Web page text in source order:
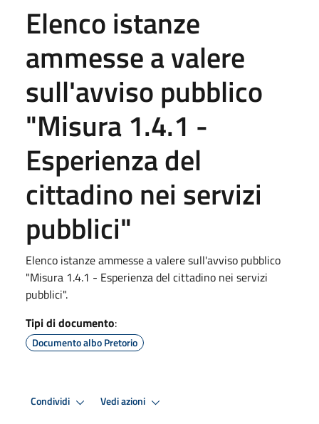
Elenco istanze
ammesse a valere
sull'avviso pubblico
"Misura 1.4.1 -
Esperienza del
cittadino nei servizi
pubblici"
Elenco istanze ammesse a valere sull'avviso pubblico
"Misura 1.4.1 - Esperienza del cittadino nei servizi
pubblici".
Tipi di documento:
Documento albo Pretorio
Condividi Vedi azioni